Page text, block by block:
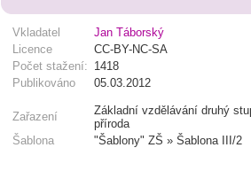
Vkladatel
Jan Táborský
Licence
CC-BY-NC-SA
Počet stažení: 1418
Publikováno
05.03.2012
Zařazení
Základní vzdělávání druhý
příroda
Šablona
"Šablony" ZŠ » Šablona III/2